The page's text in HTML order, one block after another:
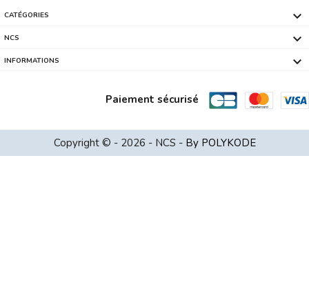
CATÉGORIES 
NCS 
INFORMATIONS 
Paiement sécurisé
Copyright © - 2026 - NCS - By POLYKODE